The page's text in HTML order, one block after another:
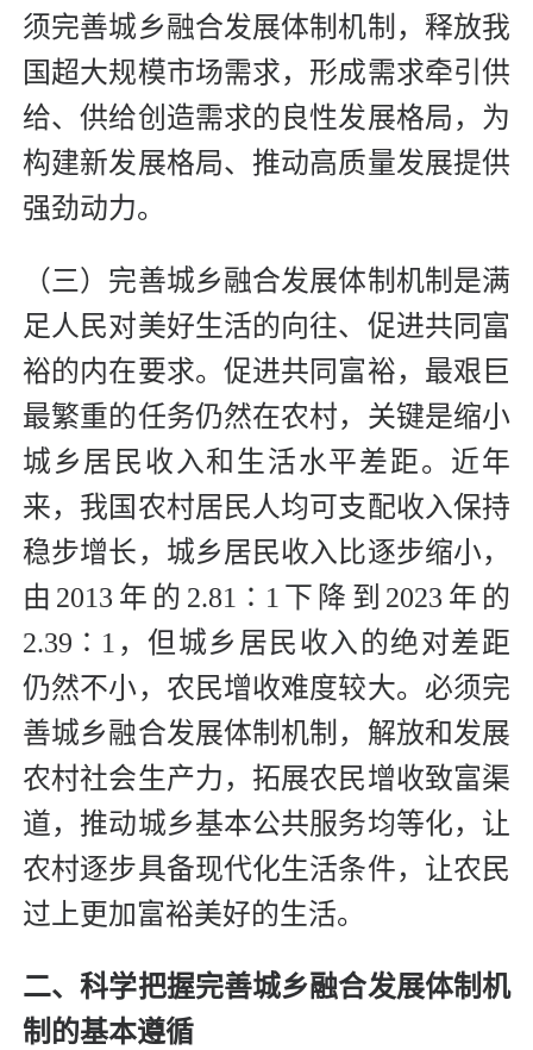
须完善城乡融合发展体制机制，释放我
国超大规模市场需求，形成需求牵引供
给、供给创造需求的良性发展格局，为
构建新发展格局、推动高质量发展提供
强劲动力。
（三）完善城乡融合发展体制机制是满
足人民对美好生活的向往、促进共同富
裕的内在要求。促进共同富裕，最艰巨
最繁重的任务仍然在农村，关键是缩小
城乡居民收入和生活水平差距。近年
来，我国农村居民人均可支配收入保持
稳步增长，城乡居民收入比逐步缩小，
由2013年的2.81∶1下降到2023年的
2.39∶1，但城乡居民收入的绝对差距
仍然不小，农民增收难度较大。必须完
善城乡融合发展体制机制，解放和发展
农村社会生产力，拓展农民增收致富渠
道，推动城乡基本公共服务均等化，让
农村逐步具备现代化生活条件，让农民
过上更加富裕美好的生活。
二、科学把握完善城乡融合发展体制机
制的基本遵循